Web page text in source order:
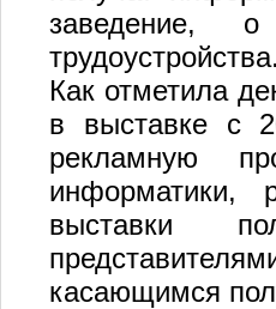
заведение, о
трудоустройства.
Как отметила
в выставке с
рекламную
информатики,
выставки
касающимся